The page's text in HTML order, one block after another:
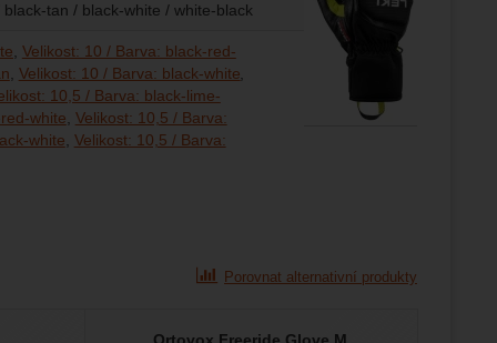
tan / black-white / white-black
Velikost: 10 / Barva: black-red-
Velikost: 10 / Barva: black-white
10,5 / Barva: black-lime-
white Velikost: 10,5 / Barva:
white Velikost: 10,5 / Barva:
Porovnat alternativní produkty